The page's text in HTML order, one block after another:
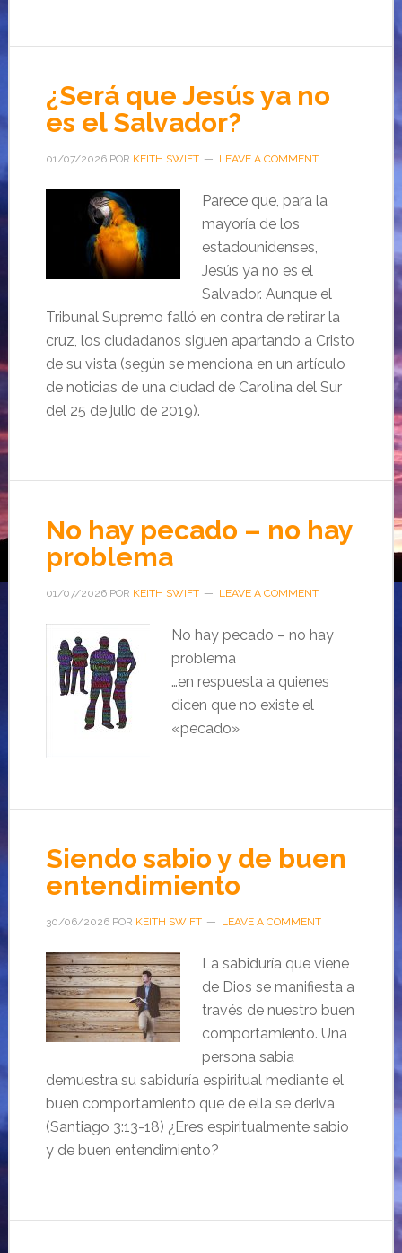
¿Será que Jesús ya no
es el Salvador?
01/07/2026POR KEITH SWIFT LEAVE A COMMENT
Parece que, para la
mayoría de los
estadounidenses,
Jesús ya no es el
Salvador. Aunque el
Tribunal Supremo falló en contra de retirar la
cruz, los ciudadanos siguen apartando a Cristo
de su vista (según se menciona en un artículo
de noticias de una ciudad de Carolina del Sur
del 25 de julio de 2019).
No hay pecado – no hay
problema
01/07/2026POR KEITH SWIFT LEAVE A COMMENT
No hay pecado – no hay
problema
…en respuesta a quienes
dicen que no existe el
«pecado»
Siendo sabio y de buen
entendimiento
30/06/2026POR KEITH SWIFT LEAVE A COMMENT
La sabiduría que viene
de Dios se manifiesta a
través de nuestro buen
comportamiento. Una
persona sabia
demuestra su sabiduría espiritual mediante el
buen comportamiento que de ella se deriva
(Santiago 3:13-18) ¿Eres espiritualmente sabio
y de buen entendimiento?